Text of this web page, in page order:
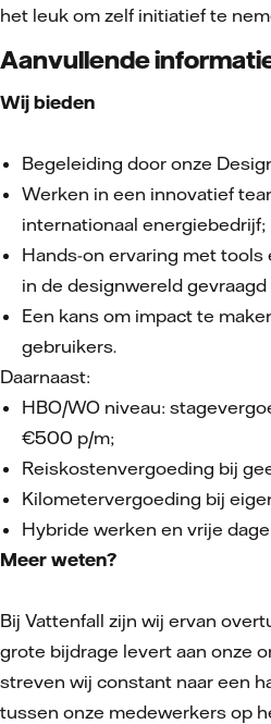
het leuk om zelf initiatief te
Aanvullende
Wij bieden
Begeleiding door onze
Werken in een innovatief
internationaal energiebedrijf;
Hands-on ervaring met
in de designwereld
Een kans om impact te
gebruikers.
Daarnaast:
HBO/WO niveau:
€500 p/m;
Reiskostenvergoeding bij
Kilometervergoeding bij
Hybride werken en vrije
Meer weten?
Bij Vattenfall zijn wij ervan
grote bijdrage levert aan onze
streven wij constant naar een
tussen onze medewerkers op